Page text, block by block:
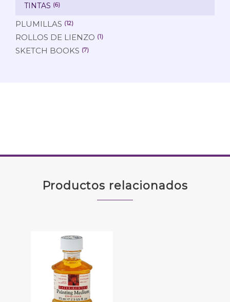
TINTAS (6)
PLUMILLAS (12)
ROLLOS DE LIENZO (1)
SKETCH BOOKS (7)
Productos relacionados